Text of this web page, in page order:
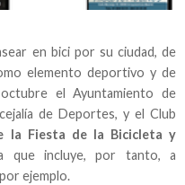
en bici por su ciudad, de
elemento deportivo y de
el Ayuntamiento de
de Deportes, y el Club
la Fiesta de la Bicicleta y
que incluye, por tanto, a
ejemplo.